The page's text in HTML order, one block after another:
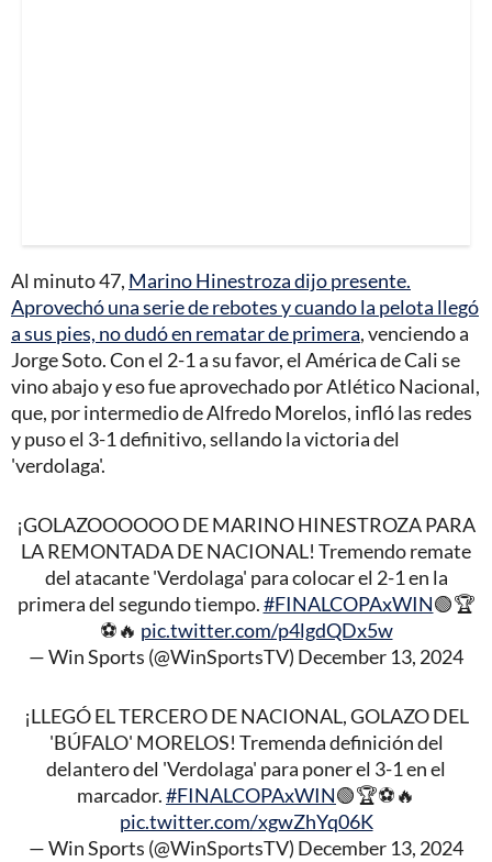
Al minuto 47, Marino Hinestroza dijo presente.
Aprovechó una serie de rebotes y cuando la pelota llegó
a sus pies, no dudó en rematar de primera, venciendo a
Jorge Soto. Con el 2-1 a su favor, el América de Cali se
vino abajo y eso fue aprovechado por Atlético Nacional,
que, por intermedio de Alfredo Morelos, infló las redes
y puso el 3-1 definitivo, sellando la victoria del
'verdolaga'.
¡GOLAZOOOOOO DE MARINO HINESTROZA PARA
LA REMONTADA DE NACIONAL! Tremendo remate
del atacante 'Verdolaga' para colocar el 2-1 en la
primera del segundo tiempo.#FINALCOPAxWIN🟢🏆
⚽🔥 pic.twitter.com/p4lgdQDx5w
— Win Sports (@WinSportsTV) December 13, 2024
¡LLEGÓ EL TERCERO DE NACIONAL, GOLAZO DEL
'BÚFALO' MORELOS! Tremenda definición del
delantero del 'Verdolaga' para poner el 3-1 en el
marcador.#FINALCOPAxWIN🟢🏆⚽🔥
pic.twitter.com/xgwZhYq06K
— Win Sports (@WinSportsTV) December 13, 2024